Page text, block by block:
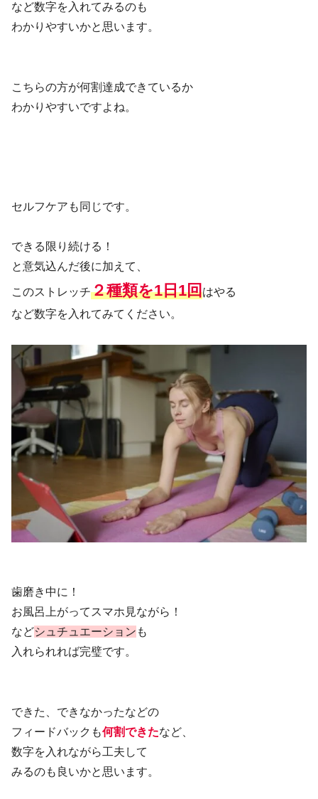
など数字を入れてみるのも
わかりやすいかと思います。
こちらの方が何割達成できているか
わかりやすいですよね。
セルフケアも同じです。
できる限り続ける！
と意気込んだ後に加えて、
このストレッチ２種類を1日1回はやる
など数字を入れてみてください。
歯磨き中に！
お風呂上がってスマホ見ながら！
などシュチュエーション も
入れられれば完璧です。
できた、できなかったなどの
フィードバックも何割できたなど、
数字を入れながら工夫して
みるのも良いかと思います。